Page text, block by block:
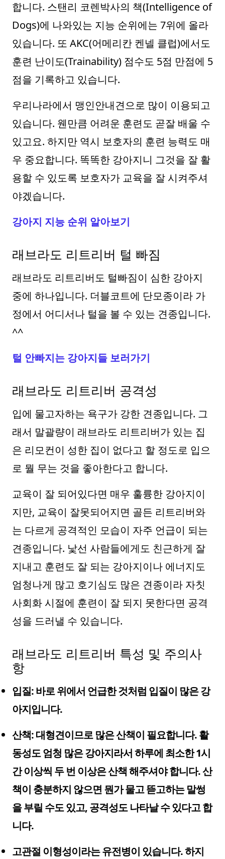
합니다. 스탠리 코렌박사의 책(Intelligence of
Dogs)에 나와있는 지능 순위에는 7위에 올라
있습니다. 또 AKC(어메리칸 켄넬 클럽)에서도
훈련 난이도(Trainability) 점수도 5점 만점에 5
점을 기록하고 있습니다.
우리나라에서 맹인안내견으로 많이 이용되고
있습니다. 웬만큼 어려운 훈련도 곧잘 배울 수
있고요. 하지만 역시 보호자의 훈련 능력도 매
우 중요합니다. 똑똑한 강아지니 그것을 잘 활
용할 수 있도록 보호자가 교육을 잘 시켜주셔
야겠습니다.
강아지 지능 순위 알아보기
래브라도 리트리버 털 빠짐
래브라도 리트리버도 털빠짐이 심한 강아지
중에 하나입니다. 더블코트에 단모종이라 가
정에서 어디서나 털을 볼 수 있는 견종입니다.
^^
털 안빠지는 강아지들 보러가기
래브라도 리트리버 공격성
입에 물고자하는 욕구가 강한 견종입니다. 그
래서 말괄량이 래브라도 리트리버가 있는 집
은 리모컨이 성한 집이 없다고 할 정도로 입으
로 뭘 무는 것을 좋아한다고 합니다.
교육이 잘 되어있다면 매우 훌륭한 강아지이
지만, 교육이 잘못되어지면 골든 리트리버와
는 다르게 공격적인 모습이 자주 언급이 되는
견종입니다. 낯선 사람들에게도 친근하게 잘
지내고 훈련도 잘 되는 강아지이나 에너지도
엄청나게 많고 호기심도 많은 견종이라 자칫
사회화 시절에 훈련이 잘 되지 못한다면 공격
성을 드러낼 수 있습니다.
래브라도 리트리버 특성 및 주의사
항
입질: 바로 위에서 언급한 것처럼 입질이 많은 강
아지입니다.
산책: 대형견이므로 많은 산책이 필요합니다. 활
동성도 엄청 많은 강아지라서 하루에 최소한 1시
간 이상씩 두 번 이상은 산책 해주셔야 합니다. 산
책이 충분하지 않으면 뭔가 물고 뜯고하는 말썽
을 부릴 수도 있고, 공격성도 나타날 수 있다고 합
니다.
고관절 이형성이라는 유전병이 있습니다. 하지